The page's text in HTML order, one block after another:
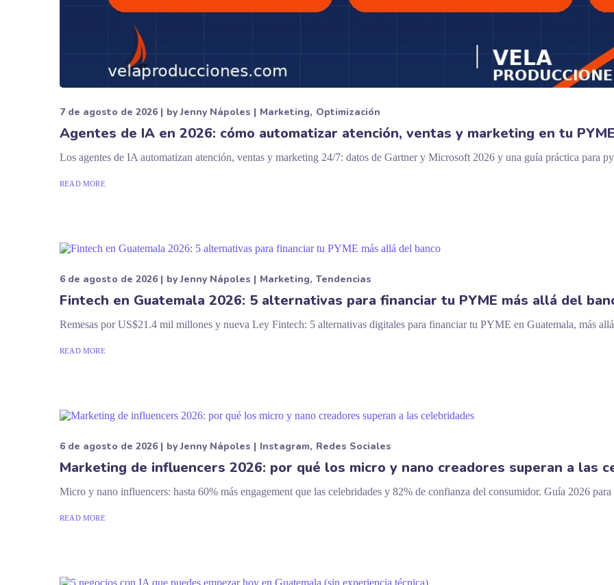
7 de agosto de 2026 byJenny Nápoles Marketing Optimización
Agentes de IA en 2026: cómo automatizar atención, ventas y marketing en tu
Los agentes de IA automatizan atención, ventas y marketing 24/7: datos de Gartner y Microsoft 2026 y una guía práctica para
READ MORE
6 de agosto de 2026 byJenny Nápoles Marketing Tendencias
Fintech en Guatemala 2026: 5 alternativas para financiar tu PYME más allá del
Remesas por US$21.4 mil millones y nueva Ley Fintech: 5 alternativas digitales para financiar tu PYME en Guatemala, más
READ MORE
6 de agosto de 2026 byJenny Nápoles Instagram Redes Sociales
Marketing de influencers 2026: por qué los micro y nano creadores superan a las
Micro y nano influencers: hasta 60% más engagement que las celebridades y 82% de confianza del consumidor. Guía 2026
READ MORE